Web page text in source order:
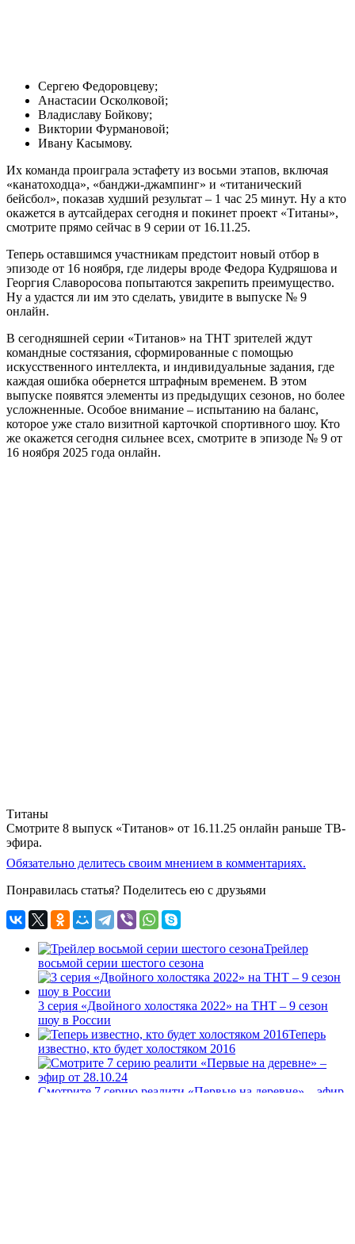
Сергею Федоровцеву;
Анастасии Осколковой;
Владиславу Бойкову;
Виктории Фурмановой;
Ивану Касымову.
Их команда проиграла эстафету из восьми этапов, включая
«канатоходца», «банджи-джампинг» и «титанический
бейсбол», показав худший результат – 1 час 25 минут. Ну а кто
окажется в аутсайдерах сегодня и покинет проект «Титаны»,
смотрите прямо сейчас в 9 серии от 16.11.25.
Теперь оставшимся участникам предстоит новый отбор в
эпизоде от 16 ноября, где лидеры вроде Федора Кудряшова и
Георгия Славоросова попытаются закрепить преимущество.
Ну а удастся ли им это сделать, увидите в выпуске № 9
онлайн.
В сегодняшней серии «Титанов» на ТНТ зрителей ждут
командные состязания, сформированные с помощью
искусственного интеллекта, и индивидуальные задания, где
каждая ошибка обернется штрафным временем. В этом
выпуске появятся элементы из предыдущих сезонов, но более
усложненные. Особое внимание – испытанию на баланс,
которое уже стало визитной карточкой спортивного шоу. Кто
же окажется сегодня сильнее всех, смотрите в эпизоде № 9 от
16 ноября 2025 года онлайн.
Титаны
Смотрите 8 выпуск «Титанов» от 16.11.25 онлайн раньше ТВ-
эфира.
Обязательно делитесь своим мнением в комментариях.
Понравилась статья? Поделитесь ею с друзьями
Трейлер
восьмой серии шестого сезона
3 серия «Двойного холостяка 2022» на ТНТ – 9 сезон
шоу в России
Теперь
известно, кто будет холостяком 2016
Смотрите 7 серию реалити «Первые на деревне» – эфир